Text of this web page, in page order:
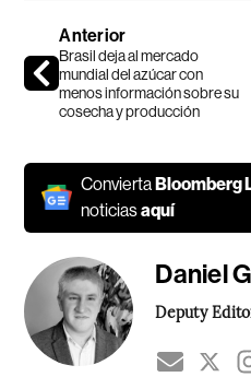
Anterior
Brasil deja al mercado
mundial del azúcar con
menos información sobre su
cosecha y producción
ConviertaBloomberg
noticiasaquí
Daniel
Deputy